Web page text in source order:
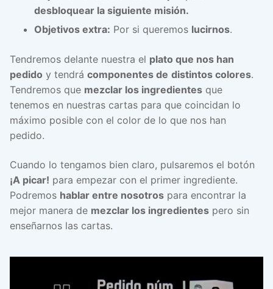
desbloquear la siguiente misión.
Objetivos extra: Por si queremos lucirnos.
Tendremos delante nuestra el plato que nos han
pedido y tendrá componentes de distintos colores.
Tendremos que mezclar los ingredientes que
tenemos en nuestras cartas para que coincidan lo
máximo posible con el color de lo que nos han
pedido.
Cuando lo tengamos bien claro, pulsaremos el botón
¡A picar! para empezar con el primer ingrediente.
Podremos hablar entre nosotros para encontrar la
mejor manera de mezclar los ingredientes pero sin
enseñarnos las cartas.